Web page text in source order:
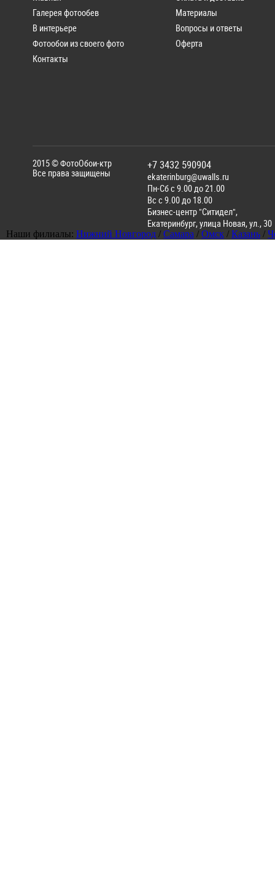
Галерея фотообев
В интерьере
Фотообои из своего фото
Контакты
Материалы
Вопросы и ответы
Оферта
2015 ©ФотоОбои-ктр
Все права защищены
+7 3432 590904
ekaterinburg@uwalls.ru
Пн-Сб с 9.00 до 21.00
Вс с 9.00 до 18.00
Бизнес-центр "Ситидел",
Екатеринбург,улица Новая, ул., 30
Наши филиалы: Нижний Новгород / Самара / Омск / Казань /